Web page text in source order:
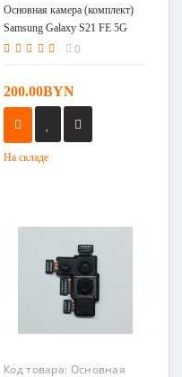
камера (комплект)
Samsung Galaxy S21 FE
5G (G990)
Основная камера (комплект)
Samsung Galaxy S21 FE 5G
(G990)
0
200.00BYN
На складе
Код товара: Основная